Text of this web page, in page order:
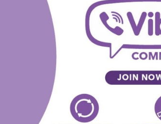
SLEDEĆA VEST
PSG – Čelzi (najava meča i